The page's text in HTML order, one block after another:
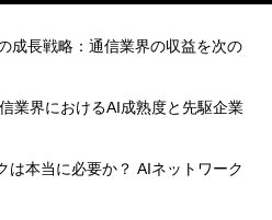
成長戦略：通信業界の収益を次の
業界におけるAI成熟度と先駆企業
は本当に必要か？ AIネットワーク